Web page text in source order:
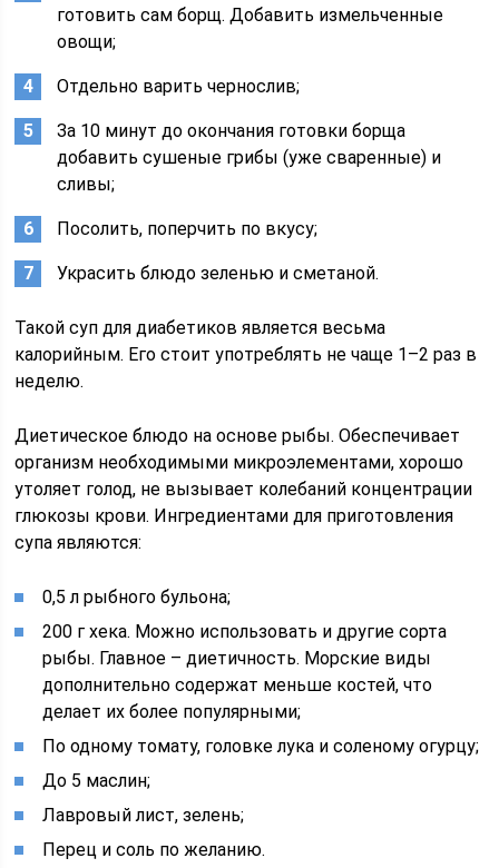
готовить сам борщ. Добавить измельченные
овощи;
Отдельно варить чернослив;
За 10 минут до окончания готовки борща
добавить сушеные грибы (уже сваренные) и
сливы;
Посолить, поперчить по вкусу;
Украсить блюдо зеленью и сметаной.
Такой суп для диабетиков является весьма
калорийным. Его стоит употреблять не чаще 1–2 раз в
неделю.
Диетическое блюдо на основе рыбы. Обеспечивает
организм необходимыми микроэлементами, хорошо
утоляет голод, не вызывает колебаний концентрации
глюкозы крови. Ингредиентами для приготовления
супа являются:
0,5 л рыбного бульона;
200 г хека. Можно использовать и другие сорта
рыбы. Главное – диетичность. Морские виды
дополнительно содержат меньше костей, что
делает их более популярными;
По одному томату, головке лука и соленому огурцу;
До 5 маслин;
Лавровый лист, зелень;
Перец и соль по желанию.